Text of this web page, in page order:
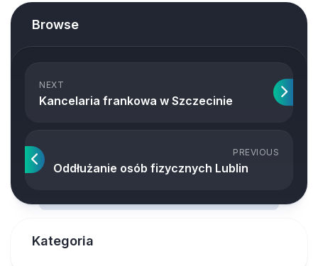
Browse
NEXT
Kancelaria frankowa w Szczecinie
PREVIOUS
Oddłużanie osób fizycznych Lublin
Kategoria